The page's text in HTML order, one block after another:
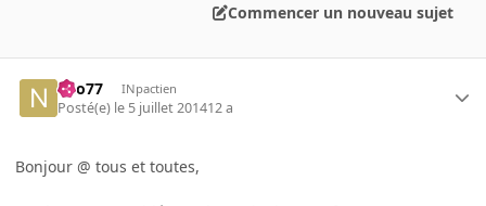
Commencer un nouveau sujet
neo77 INpactien
Posté(e) le 5 juillet 201412 a
Bonjour @ tous et toutes,